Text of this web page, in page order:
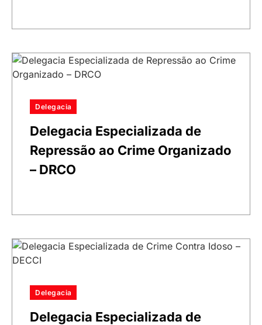
Delegacia
Delegacia Especializada de
Repressão ao Crime Organizado
– DRCO
Delegacia
Delegacia Especializada de